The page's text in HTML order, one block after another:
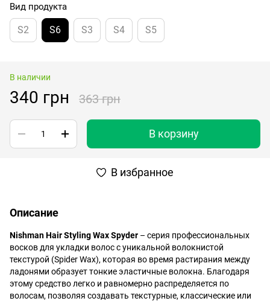
Вид продукта
S2 S6 S3 S4 S5
В наличии
340 грн 363 грн
В корзину
В избранное
Описание
Nishman Hair Styling Wax Spyder – серия профессиональных
восков для укладки волос с уникальной волокнистой
текстурой (Spider Wax), которая во время растирания между
ладонями образует тонкие эластичные волокна. Благодаря
этому средство легко и равномерно распределяется по
волосам, позволяя создавать текстурные, классические или